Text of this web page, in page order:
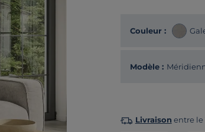
Couleur :
Modèle :
Livraison entre le